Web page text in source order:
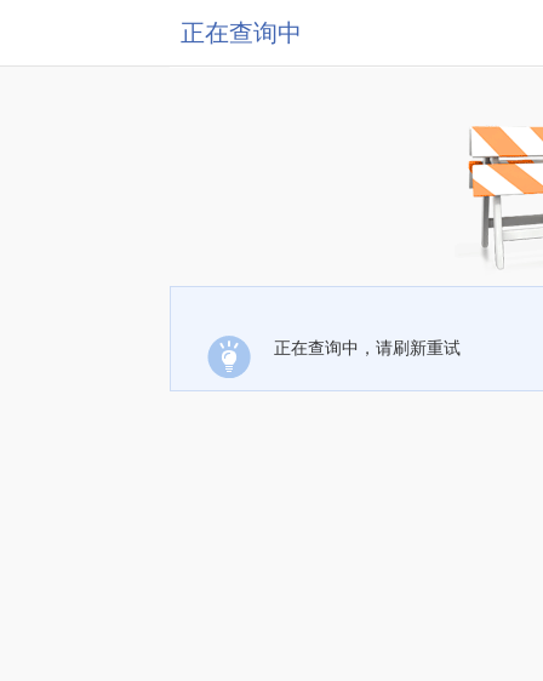
正在查询中
正在查询中，请刷新重试